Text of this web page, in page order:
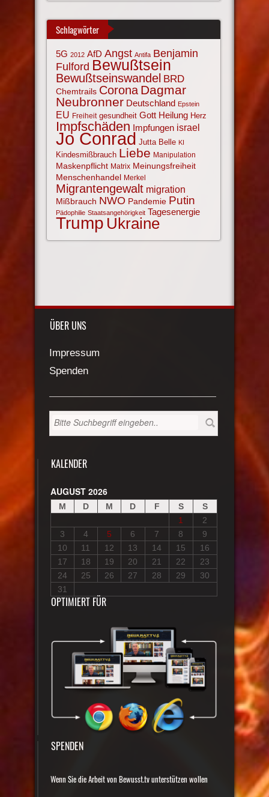
Schlagwörter
5G 2012 AfD Angst Antifa Benjamin
Fulford Bewußtsein
Bewußtseinswandel BRD
Chemtrails Corona Dagmar
Neubronner Deutschland Epstein
EU Freiheit gesundheit Gott Heilung Herz
Impfschäden Impfungen israel
Jo Conrad Jutta Belle KI
Kindesmißbrauch Liebe Manipulation
Maskenpflicht Matrix Meinungsfreiheit
Menschenhandel Merkel
Migrantengewalt migration
Mißbrauch NWO Pandemie Putin
Pädophilie Staatsangehörigkeit Tagesenergie
Trump Ukraine
ÜBER UNS
Impressum
Spenden
KALENDER
AUGUST 2026
M D M D F S
S
1
2
3
4 5 6 7 8
9
10
11 12 13 14 15
16
17
18 19 20 21 22
23
24
25 26 27 28 29
30
31
OPTIMIERT FÜR
SPENDEN
Wenn Sie die Arbeit von Bewusst.tv unterstützen wollen